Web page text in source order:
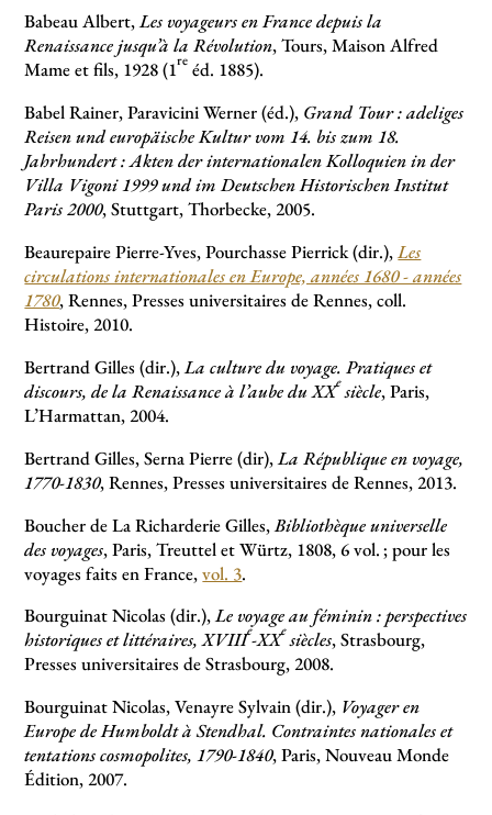
Babeau Albert,Les voyageurs en France depuis la
Renaissance jusqu’à la Révolution, Tours, Maison Alfred
Mame et fils, 1928 (1re éd. 1885).
Babel Rainer, Paravicini Werner (éd.), Grand Tour : adeliges
Reisen und europäische Kultur vom 14. bis zum 18.
Jahrhundert : Akten der internationalen Kolloquien in der
Villa Vigoni 1999 und im Deutschen Historischen Institut
Paris 2000, Stuttgart, Thorbecke, 2005.
Beaurepaire Pierre-Yves, Pourchasse Pierrick (dir.),Les
circulations internationales en Europe, années 1680 - années
1780, Rennes, Presses universitaires de Rennes, coll.
Histoire, 2010.
Bertrand Gilles (dir.),La culture du voyage. Pratiques et
discours, de la Renaissance à l’aube du XXesiècle, Paris,
L’Harmattan, 2004.
Bertrand Gilles, Serna Pierre (dir),La République en voyage,
1770-1830, Rennes, Presses universitaires de Rennes, 2013.
Boucher de La Richarderie Gilles,Bibliothèque universelle
des voyages, Paris, Treuttel et Würtz, 1808, 6 vol.; pour les
voyages faits en France,vol. 3.
Bourguinat Nicolas (dir.),Le voyage au féminin : perspectives
historiques et littéraires, XVIIIe-XXesiècles, Strasbourg,
Presses universitaires de Strasbourg, 2008.
Bourguinat Nicolas, Venayre Sylvain (dir.), Voyager en
Europe de Humboldt à Stendhal. Contraintes nationales et
tentations cosmopolites, 1790-1840, Paris, Nouveau Monde
Édition, 2007.